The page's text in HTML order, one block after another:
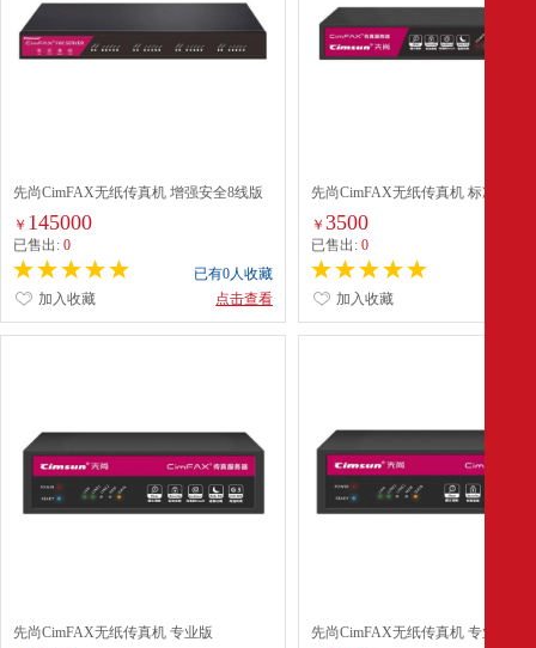
先尚CimFAX无纸传真机 增强安全8线版
真数据多重安全保障
￥ 145000
已售出: 0
已有0人收藏
点击查看
加入收藏
先尚CimFAX无纸传真机 标准版
机
￥3500
已售出:0
加入收藏
先尚CimFAX无纸传真机 专业版
先尚CimFAX无纸传真机 专业双线